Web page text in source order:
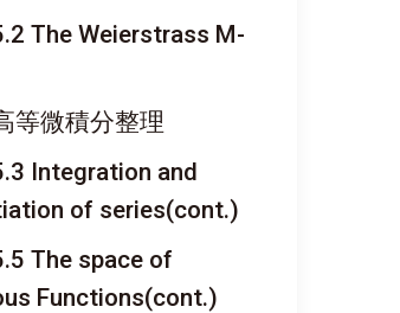
The Weierstrass M-
等微積分整理
Integration and
of series(cont.)
The space of
Functions(cont.)